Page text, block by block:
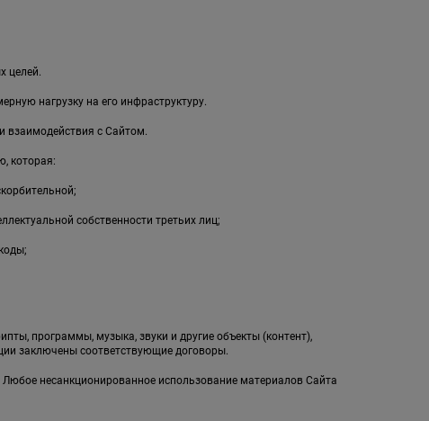
целей.
нагрузку на его инфраструктуру.
взаимодействия с Сайтом.
которая:
собственности третьих лиц;
программы, музыка, звуки и другие объекты (контент),
заключены соответствующие договоры.
несанкционированное использование материалов Сайта